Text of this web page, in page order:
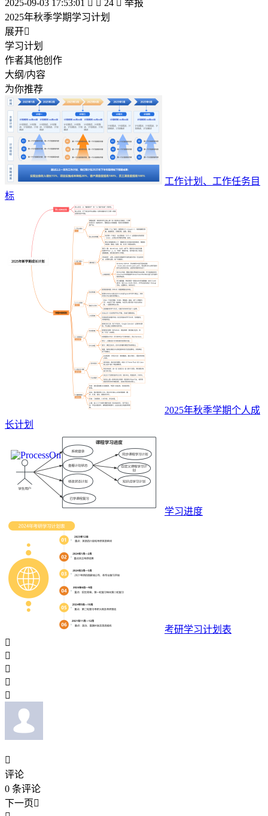
2025-09-03 17:53:01   24  举报
2025年秋季学期学习计划
展开
学习计划
作者其他创作
大纲/内容
为你推荐
工作计划、工作任务目
标
2025年秋季学期个人成
长计划
学习进度
考研学习计划表






评论
0 条评论
下一页